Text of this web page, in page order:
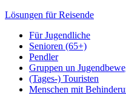
Lösungen für Reisende
Für Jugendliche
Senioren (65+)
Pendler
Gruppen un
(Tages-) Touristen
Menschen mit